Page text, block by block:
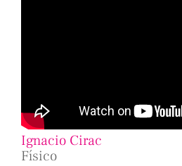
Ignacio Cirac
Físico